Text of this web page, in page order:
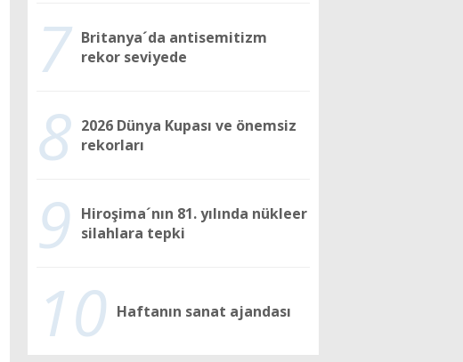
7 Britanya´da antisemitizm
rekor seviyede
8 2026 Dünya Kupası ve önemsiz
rekorları
9
Hiroşima´nın 81. yılında nükleer
silahlara tepki
10 Haftanın sanat ajandası